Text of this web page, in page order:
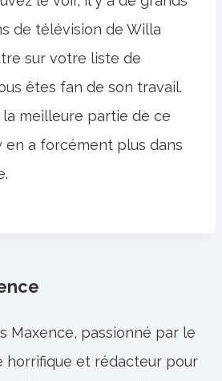
de télévision de Willa
sur votre liste de
êtes fan de son travail.
meilleure partie de ce
en a forcément plus dans
Maxence, passionné par le
horrifique et rédacteur pour